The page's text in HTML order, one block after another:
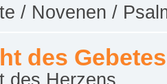
/ Novenen /
des Gebetes
des Herzens